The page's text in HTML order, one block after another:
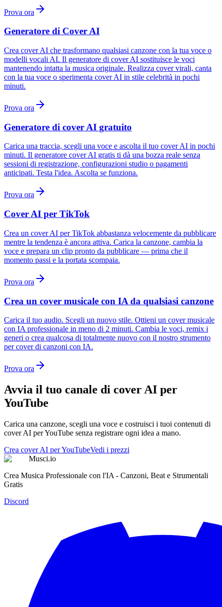
Prova ora
Generatore di Cover AI
Crea cover AI che trasformano qualsiasi canzone con la tua voce o
modelli vocali AI. Il generatore di cover AI sostituisce le voci
mantenendo intatta la musica originale. Realizza cover virali, canta
con la tua voce o sperimenta cover AI in stile celebrità in pochi
minuti.
Prova ora
Generatore di cover AI gratuito
Carica una traccia, scegli una voce e ascolta il tuo cover AI in pochi
minuti. Il generatore cover AI gratis ti dà una bozza reale senza
sessioni di registrazione, configurazioni studio o pagamenti
anticipati. Testa l'idea. Ascolta se funziona.
Prova ora
Cover AI per TikTok
Crea un cover AI per TikTok abbastanza velocemente da pubblicare
mentre la tendenza è ancora attiva. Carica la canzone, cambia la
voce e prepara un clip pronto da pubblicare — prima che il
momento passi e la portata scompaia.
Prova ora
Crea un cover musicale con IA da qualsiasi canzone
Carica il tuo audio. Scegli un nuovo stile. Ottieni un cover musicale
con IA professionale in meno di 2 minuti. Cambia le voci, remix i
generi o crea qualcosa di totalmente nuovo con il nostro strumento
per cover di canzoni con IA.
Prova ora
Avvia il tuo canale di cover AI per
YouTube
Carica una canzone, scegli una voce e costruisci i tuoi contenuti di
cover AI per YouTube senza registrare ogni idea a mano.
Crea cover AI per YouTubeVedi i prezzi
Musci.io
Crea Musica Professionale con l'IA - Canzoni, Beat e Strumentali
Gratis
Discord